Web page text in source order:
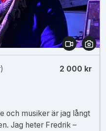
2 000 kr
och musiker är jag långt
Jag heter Fredrik –